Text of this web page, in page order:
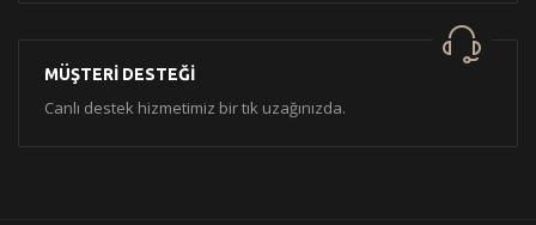
MÜŞTERİ DESTEĞİ
Canlı destek hizmetimiz bir tık uzağınızda.